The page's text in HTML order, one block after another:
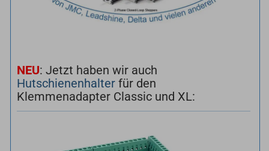
NEU: Jetzt haben wir auch
Hutschienenhalter für den
Klemmenadapter Classic und XL: